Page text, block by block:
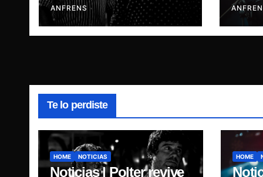
“Esencial 2001–2026”
ANFRENS
la
Te lo perdiste
HOME NOTICIAS
Noticias | Polter revive
HOME